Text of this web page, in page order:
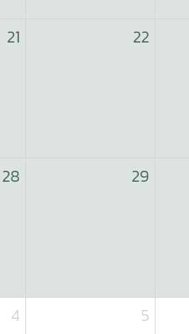
21 22
28 29
4 5